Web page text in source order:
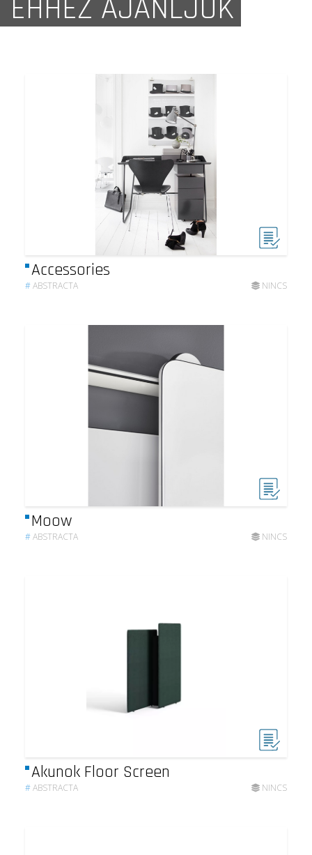
EHHEZ AJÁNLJUK
Accessories
#ABSTRACTA NINCS
Moow
#ABSTRACTA NINCS
Akunok Floor Screen
#ABSTRACTA NINCS